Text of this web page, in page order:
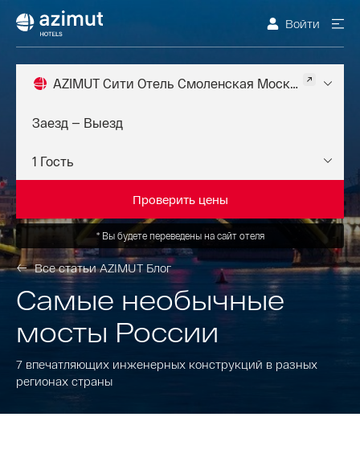
Войти
AZIMUT Сити Отель Смоленская Москва 4*
Проверить цены
* Вы будете переведены на сайт отеля
Все статьи AZIMUT Блог
Самые необычные
мосты России
7 впечатляющих инженерных конструкций в разных
регионах страны